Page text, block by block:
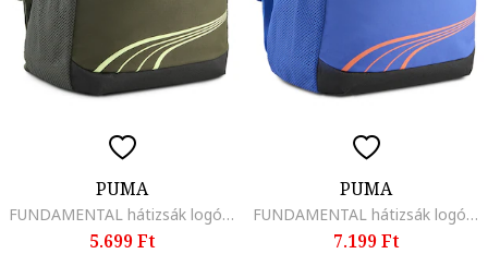
PUMA
FUNDAMENTAL hátizsák logóval, Khaki
5.699 Ft
PUMA
FUNDAMENTAL hátizsák logóval, Levendulakék
7.199 Ft